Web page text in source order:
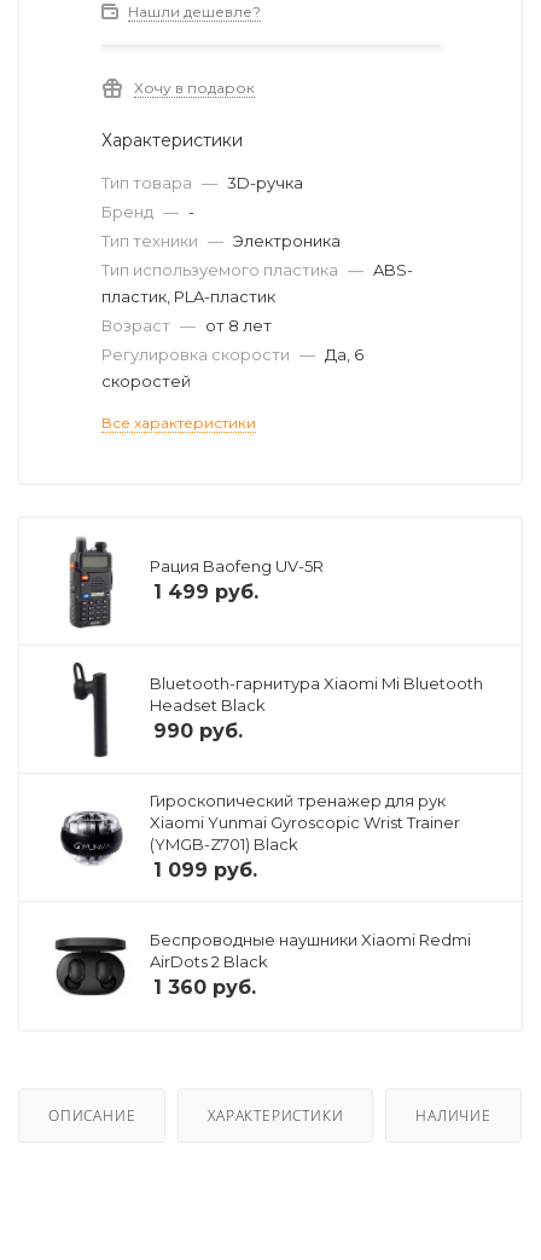
Нашли дешевле?
Хочу в подарок
Характеристики
Тип товара — 3D-ручка
Бренд — -
Тип техники — Электроника
Тип используемого пластика — ABS-
пластик, PLA-пластик
Возраст — от 8 лет
Регулировка скорости — Да, 6
скоростей
Все характеристики
Рация Baofeng UV-5R
1 499 руб.
Bluetooth-гарнитура Xiaomi Mi Bluetooth
Headset Black
990 руб.
Гироскопический тренажер для рук
Xiaomi Yunmai Gyroscopic Wrist Trainer
(YMGB-Z701) Black
1 099 руб.
Беспроводные наушники Xiaomi Redmi
AirDots 2 Black
1 360 руб.
ОПИСАНИЕ ХАРАКТЕРИСТИКИ НАЛИЧИЕ